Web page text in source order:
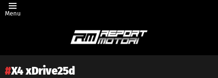
Menu
X4 xDrive25d